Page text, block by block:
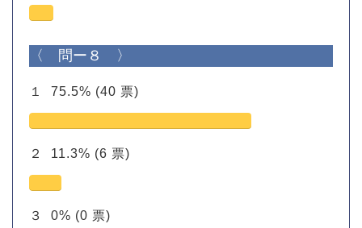
〈 問ー８ 〉
１ 75.5% (40 票)
２ 11.3% (6 票)
３ 0% (0 票)